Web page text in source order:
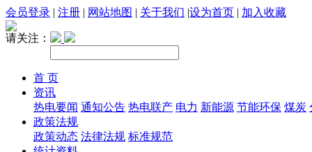
会员登录 | 注册 | 网站地图 | 关于我们 |设为首页 | 加入收藏
请关注：
首 页
资讯
热电要闻 通知公告 热电联产 电力 新能源 节能环保 煤炭
政策法规
政策动态 法律法规 标准规范